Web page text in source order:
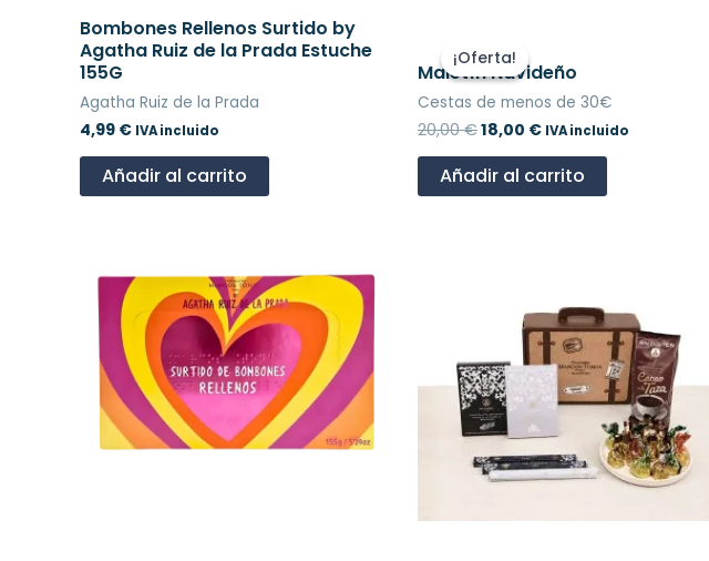
Bombones Rellenos Surtido by
Agatha Ruiz de la Prada Estuche
155G
Agatha Ruiz de la Prada
4,99 € IVA incluido
Añadir al carrito
¡Oferta!
¡Oferta!
Maletín Navideño
Cestas de menos de 30€
20,00€
original
era:
20,00 €.
18,00 €
actual
es:
18,00 €.
IVA incluido
Añadir al carrito